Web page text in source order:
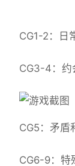
CG1-2：日
CG3-4：约
CG5：矛盾
CG6-9：特